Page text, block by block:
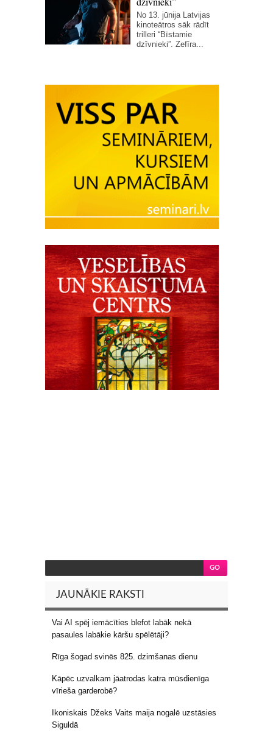
No 13. jūnija Latvijas
kinoteātros sāk rādīt
trilleri “Bīstamie
dzīvnieki”. Zefīra...
JAUNĀKIE RAKSTI
Vai AI spēj iemācīties blefot labāk nekā
pasaules labākie kāršu spēlētāji?
Rīga šogad svinēs 825. dzimšanas dienu
Kāpēc uzvalkam jāatrodas katra mūsdienīga
vīrieša garderobē?
Ikoniskais Džeks Vaits maija nogalē uzstāsies
Siguldā